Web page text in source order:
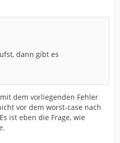
dann gibt es
dem vorliegenden Fehler
vor dem worst-case nach
ist eben die Frage, wie